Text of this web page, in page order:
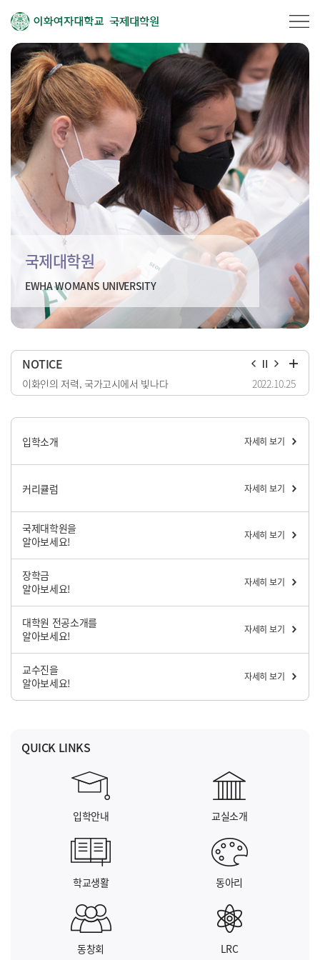
국제대학원
국제대학원
EWHA WOMANS UNIVERSITY
NOTICE
이화인의 저력, 국가고시에서 빛나다 2022.10.25
입학소개 자세히 보기
커리큘럼 자세히 보기
국제대학원을
알아보세요!
자세히 보기
장학금
알아보세요!
자세히 보기
대학원 전공소개를
알아보세요!
자세히 보기
교수진을
알아보세요!
자세히 보기
QUICK LINKS
입학안내 교실소개
학교생활 동아리
동창회 LRC